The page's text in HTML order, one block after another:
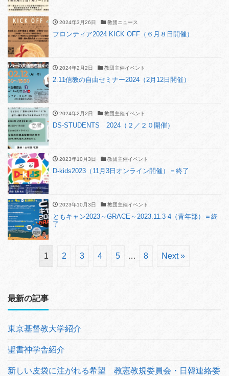
2024年3月26日 教団ニュース
フロンティア2024 KICK OFF（６月８日開催）
2024年2月2日 教団主催イベント
2.11信教の自由セミナー2024（2月12日開催）
2024年2月2日 教団主催イベント
DS-STUDENTS 2024（２／２０開催）
2023年10月3日 教団主催イベント
D-kids2023（11月3日オンライン開催）＝終了
2023年10月3日 教団主催イベント
ともキャン2023～GRACE～2023.11.3-4（青年部）＝終
了
1 2 3 4 5 … 8 Next »
最新の記事
東京基督教大学紹介
聖書神学舎紹介
新しい皮袋に注がれる希望 教憲教規委員会・日韓連絡委